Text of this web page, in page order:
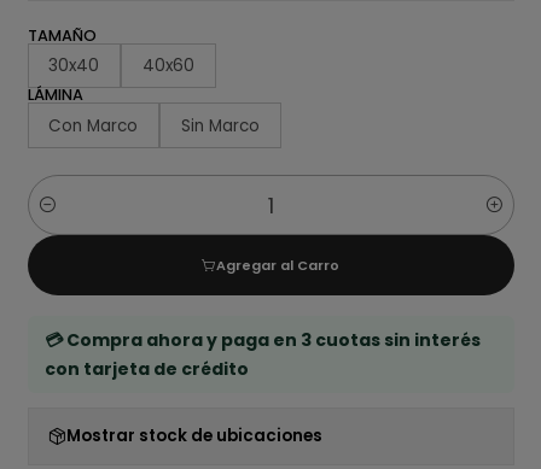
TAMAÑO
30x40 40x60
LÁMINA
Con Marco Sin Marco
Cantidad
Agregar al Carro
💳 Compra ahora y paga en 3 cuotas sin interés
con tarjeta de crédito
Mostrar stock de ubicaciones